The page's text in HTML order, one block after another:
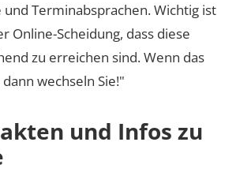
Terminabsprachen. Wichtig ist
Online-Scheidung, dass diese
zu erreichen sind. Wenn das
wechseln Sie!"
und Infos zu